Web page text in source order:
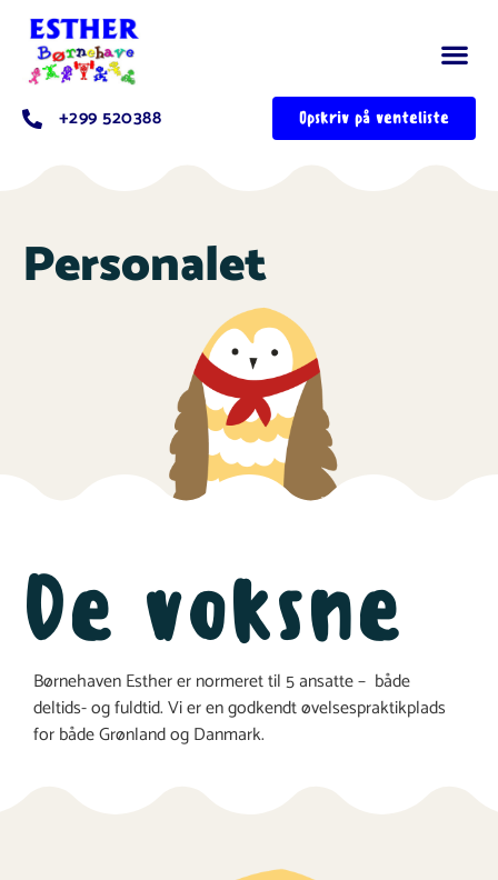
+299 520388 Opskriv på venteliste
Personalet
De voksne
Børnehaven Esther er normeret til 5 ansatte – både
deltids- og fuldtid. Vi er en godkendt øvelsespraktikplads
for både Grønland og Danmark.